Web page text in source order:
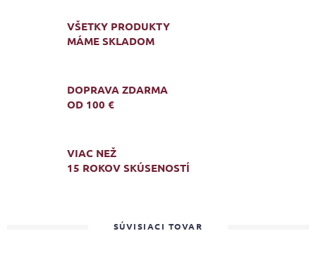
VŠETKY PRODUKTY
MÁME SKLADOM
DOPRAVA ZDARMA
OD 100 €
VIAC NEŽ
15 ROKOV SKÚSENOSTÍ
SÚVISIACI TOVAR